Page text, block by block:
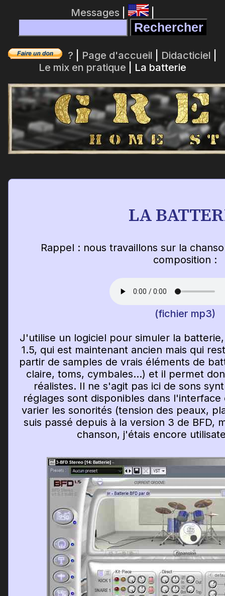
Messages |
? Page d'accueil Didacticiel
Le mix en pratique | La batterie
LA
Rappel : nous travaillons sur la
composition :
(fichier mp3)
J'utilise un logiciel pour simuler la
1.5, qui est maintenant ancien mais qui
partir de samples de vrais éléments de
claire, toms, cymbales...) et il permet
réalistes. Il ne s'agit pas ici de sons
réglages sont disponibles dans
varier les sonorités (tension des peaux,
suis passé depuis à la version 3 de BFD,
chanson, j'étais encore